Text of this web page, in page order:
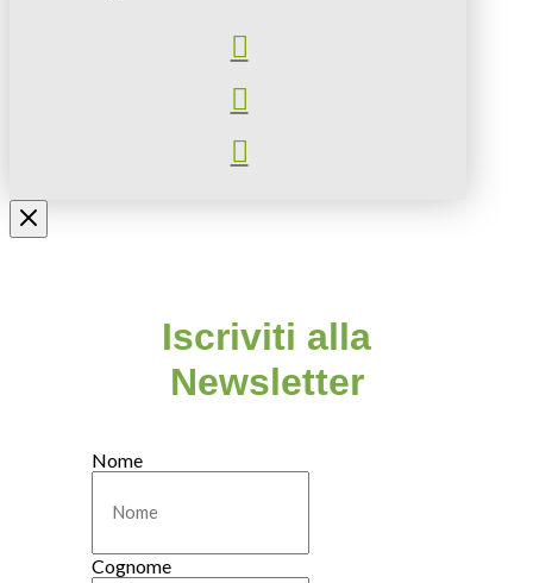
Iscriviti alla
Newsletter
Nome
Cognome